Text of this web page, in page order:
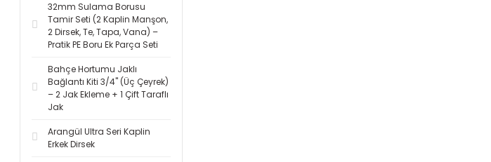
32mm Sulama Borusu
Tamir Seti (2 Kaplin Manşon,
2 Dirsek, Te, Tapa, Vana) –
Pratik PE Boru Ek Parça Seti
Bahçe Hortumu Jaklı
Bağlantı Kiti 3/4'' (Üç Çeyrek)
– 2 Jak Ekleme + 1 Çift Taraflı
Jak
Arangül Ultra Seri Kaplin
Erkek Dirsek